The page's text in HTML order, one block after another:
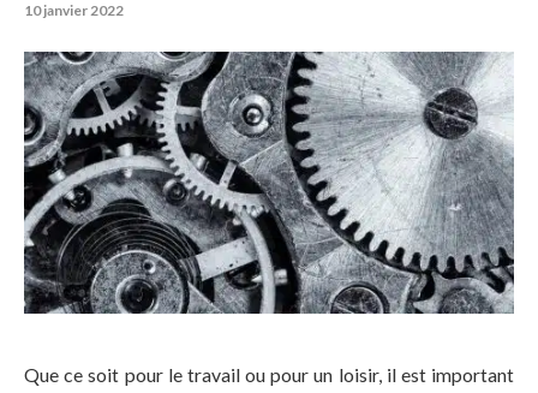
10 janvier 2022
Que ce soit pour le travail ou pour un loisir, il est important